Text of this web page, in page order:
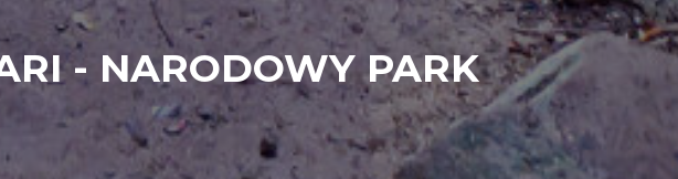
- NARODOWY PARK